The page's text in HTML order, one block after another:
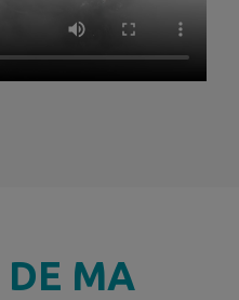
DE MA